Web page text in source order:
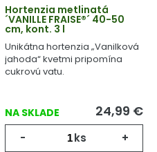
Hortenzia metlinatá
´VANILLE FRAISE®´ 40-50
cm, kont. 3 l
Unikátna hortenzia „Vanilková
jahoda“ kvetmi pripomína
cukrovú vatu.
NA SKLADE 24,99 €
- ks +